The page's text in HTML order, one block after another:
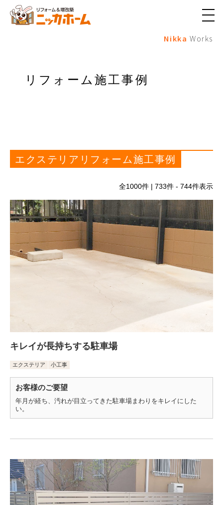
メ
ュ
Nikka Works
リフォーム施工事例
エクステリアリフォーム施工事例
全1000件 | 733件 - 744件表示
キレイが長持ちする駐車場
エクステリア 小工事
お客様のご要望
年月が経ち、汚れが目立ってきた駐車場まわりをキレイにした
い。